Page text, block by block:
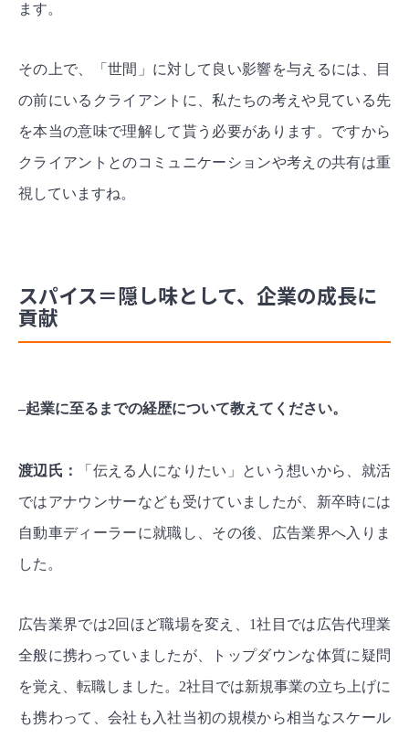
ます。
その上で、「世間」に対して良い影響を与えるには、目
の前にいるクライアントに、私たちの考えや見ている先
を本当の意味で理解して貰う必要があります。ですから
クライアントとのコミュニケーションや考えの共有は重
視していますね。
スパイス＝隠し味として、企業の成長に
貢献
–起業に至るまでの経歴について教えてください。
渡辺氏：
「伝える人になりたい」という想いから、就活
ではアナウンサーなども受けていましたが、新卒時には
自動車ディーラーに就職し、その後、広告業界へ入りま
した。
広告業界では2回ほど職場を変え、1社目では広告代理業
全般に携わっていましたが、トップダウンな体質に疑問
を覚え、転職しました。2社目では新規事業の立ち上げに
も携わって、会社も入社当初の規模から相当なスケール